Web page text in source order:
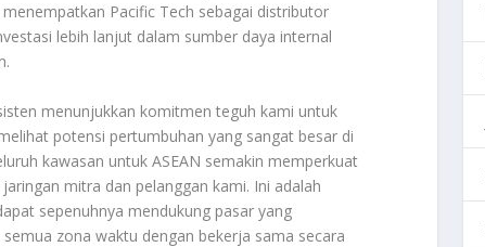
Pacific Tech sebagai distributor
lebih lanjut dalam sumber daya internal
menunjukkan komitmen teguh kami untuk
potensi pertumbuhan yang sangat besar di
kawasan untuk ASEAN semakin memperkuat
mitra dan pelanggan kami. Ini adalah
sepenuhnya mendukung pasar yang
zona waktu dengan bekerja sama secara